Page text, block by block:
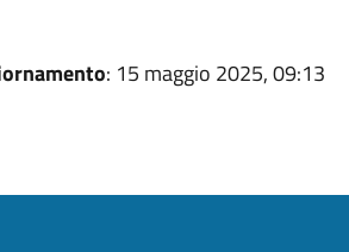
: 15 maggio 2025, 09:13